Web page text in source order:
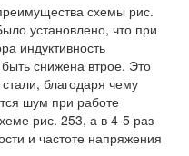
схемы рис.
установлено, что при
индуктивность
снижена втрое. Это
благодаря чему
шум при работе
рис. 253, а в 4-5 раз
и частоте напряжения